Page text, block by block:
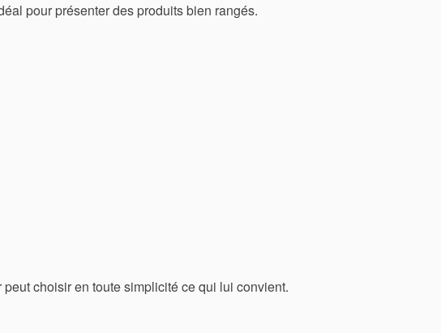
pour présenter des produits bien rangés.
choisir en toute simplicité ce qui lui convient.